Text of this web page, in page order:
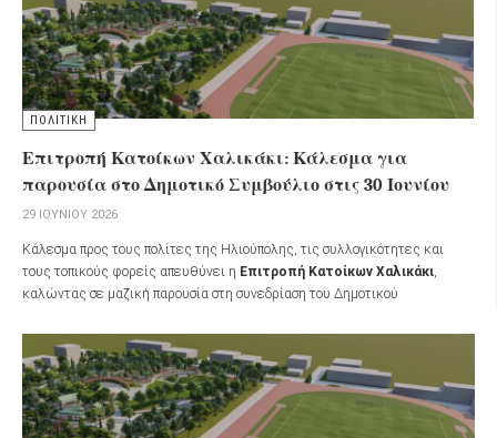
Δήμο Ηλιούπολης στο πάρκο«Χαλικάκι».
ΠΟΛΙΤΙΚΗ
Επιτροπή Κατοίκων Χαλικάκι: Κάλεσμα για
παρουσία στο Δημοτικό Συμβούλιο στις 30 Ιουνίου
29 ΙΟΥΝΊΟΥ 2026
Κάλεσμα προς τους πολίτες της Ηλιούπολης, τις συλλογικότητες και
τους τοπικούς φορείς απευθύνει η Επιτροπή Κατοίκων Χαλικάκι,
καλώντας σε μαζική παρουσία στη συνεδρίαση του Δημοτικού